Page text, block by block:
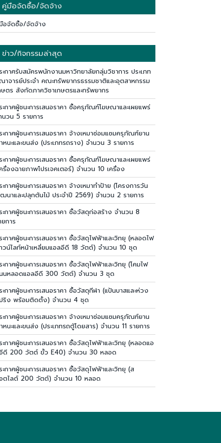
คู่มือจัดซื้อ/จัดจ้าง
อจัดซื้อ/จัดจ้าง
ข่าว/กิจกรรมล่าสุด
ะกาศรับสมัครพนักงานมหาวิทยาลัยกลุ่มวิชาการ ประเภท
าจารย์ประจำ คณะทรัพยากรธรรมชาติและอุตสาหกรรม
ษตร สังกัดภาควิชาเกษตรและทรัพยากร
ะกาศผู้ชนะการเสนอราคา ซื้อครุภัณฑ์โฆษณาและเผยแพร่
นวน 5 รายการ
ะกาศผู้ชนะการเสนอราคา จ้างเหมาซ่อมแซมครุภัณฑ์ยาน
หนะและขนส่ง (ประเภทรถราง) จำนวน 3 รายการ
ะกาศผู้ชนะการเสนอราคา ซื้อครุภัณฑ์โฆษณาและเผยแพร่
รื่องฉายภาพโปรเจคเตอร์) จำนวน 10 เครื่อง
ะกาศผู้ชนะการเสนอราคา จ้างเหมาทำป้าย (โครงการวัน
นาและปลุกต้นไม้ ประจำปี 2569) จำนวน 2 รายการ
ะกาศผู้ชนะการเสนอราคา ซื้อวัสดุก่อสร้าง จำนวน 8
ยการ
ะกาศผู้ชนะการเสนอราคา ซื้อวัสดุไฟฟ้าและวิทยุ (หลอดไฟ
วน์ไลท์หน้าเหลี่ยมแอลอีดี 18 วัตต์) จำนวน 10 ชุด
ะกาศผู้ชนะการเสนอราคา ซื้อวัสดุไฟฟ้าและวิทยุ (โคมไฟ
นหลอดแอลอีดี 300 วัตต์) จำนวน 3 ชุด
ะกาศผู้ชนะการเสนอราคา ซื้อวัสดุกีฬา (แป้นบาสและห่วง
ริง พร้อมติดตั้ง) จำนวน 4 ชุด
ะกาศผู้ชนะการเสนอราคา จ้างเหมาซ่อมแซมครุภัณฑ์ยาน
หนะและขนส่ง (ประเภทรถตู้โดยสาร) จำนวน 11 รายการ
ะกาศผู้ชนะการเสนอราคา ซื้อวัสดุไฟฟ้าและวิทยุ (หลอดแอ
ดี 200 วัตต์ ขั้ว E40) จำนวน 30 หลอด
ะกาศผู้ชนะการเสนอราคา ซื้อวัสดุไฟฟ้าและวิทยุ (ส
ตไลต์ 200 วัตต์) จำนวน 10 หลอด